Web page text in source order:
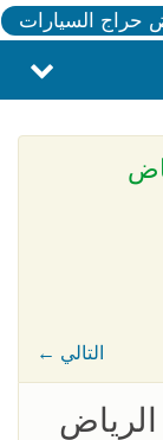
حراج السيارات
← التالي